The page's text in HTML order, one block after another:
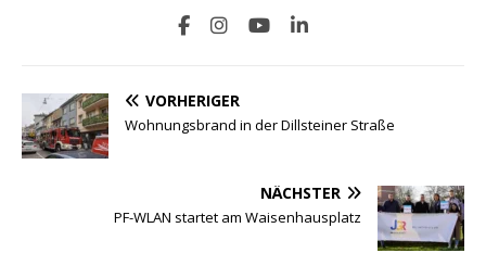
VORHERIGER
Wohnungsbrand in der Dillsteiner Straße
NÄCHSTER
PF-WLAN startet am Waisenhausplatz